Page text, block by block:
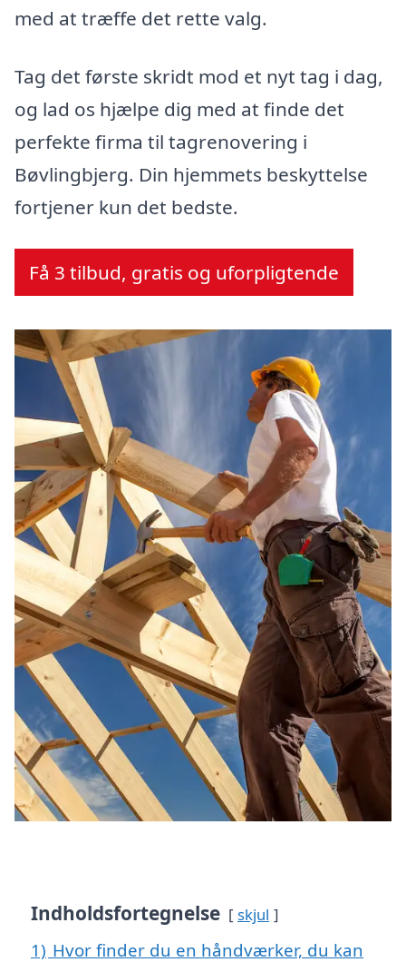
med at træffe det rette valg.
Tag det første skridt mod et nyt tag i dag,
og lad os hjælpe dig med at finde det
perfekte firma til tagrenovering i
Bøvlingbjerg. Din hjemmets beskyttelse
fortjener kun det bedste.
Få 3 tilbud, gratis og uforpligtende
Indholdsfortegnelse skjul
1) Hvor finder du en håndværker, du kan